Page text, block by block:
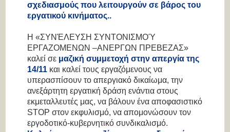
σχεδιασμούς που λειτουργούν σε βάρος του
εργατικού κινήματος..
Η «ΣΥΝΈΛΕΥΣΗ ΣΥΝΤΟΝΙΣΜΟΎ
ΕΡΓΑΖΟΜΕΝΩΝ –ΑΝΕΡΓΩΝ ΠΡΕΒΕΖΑΣ»
καλεί σε μαζική συμμετοχή στην απεργία της
14/11 και καλεί τους εργαζόμενους να
υπερασπίσουν το απεργιακό δικαίωμα, την
ανεξάρτητη εργατική δράση ενάντια στους
εκμεταλλευτές μας, να βάλουν ένα αποφασιστικό
STOP στον εκφυλισμό, να απομονώσουν τον
εργοδοτικό-κυβερνητικό συνδικαλισμό.